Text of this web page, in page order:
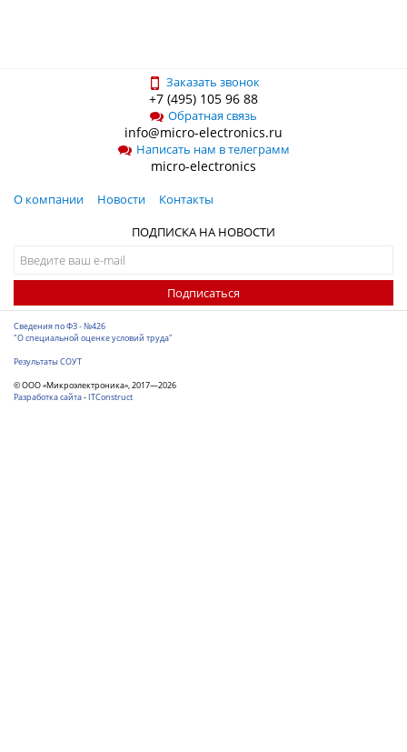
Заказать звонок
+7 (495) 105 96 88
Обратная связь
info@micro-electronics.ru
Написать нам в телеграмм
micro-electronics
О компании Новости
Контакты
ПОДПИСКА НА НОВОСТИ
Подписаться
Сведения по ФЗ - №426
"О специальной оценке условий труда"
Результаты СОУТ
© ООО «Микроэлектроника», 2017—2026
Разработка сайта-ITConstruct